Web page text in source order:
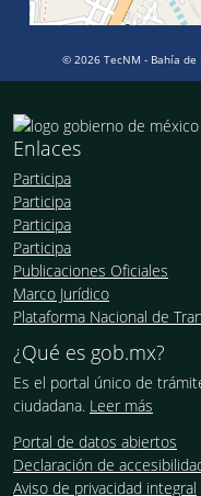
© 2026 TecNM - Bahía
Enlaces
Participa
Participa
Participa
Participa
Publicaciones Oficiales
Marco Jurídico
Plataforma Nacional de
¿Qué es gob.mx?
Es el portal único de
ciudadana. Leer más
Portal de datos abiertos
Declaración de
Aviso de privacidad integral